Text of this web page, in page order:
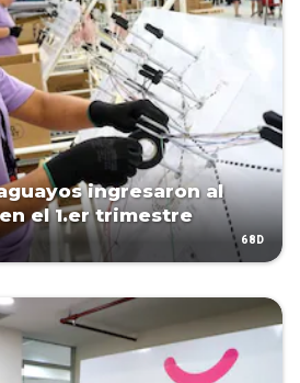
ingresaron al
el 1.er trimestre
68D